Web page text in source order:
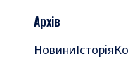
Архів
НовиниІсторія